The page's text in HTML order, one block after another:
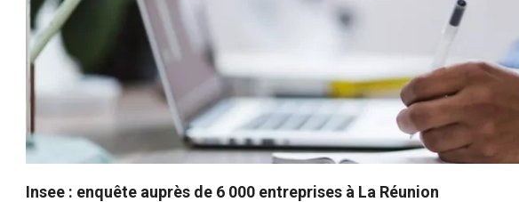
Insee : enquête auprès de 6 000 entreprises à La Réunion